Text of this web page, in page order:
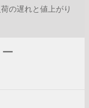
の遅れと値上がり